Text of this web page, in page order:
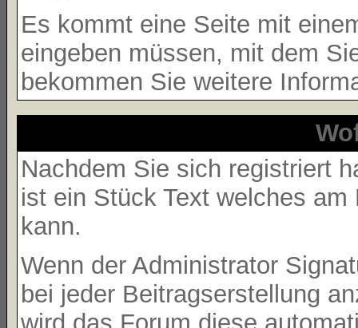
Es kommt eine Seite mit
eingeben müssen, mit dem
bekommen Sie weitere
Nachdem Sie sich registriert
ist ein Stück Text welches
kann.
Wenn der Administrator
bei jeder Beitragserstellung